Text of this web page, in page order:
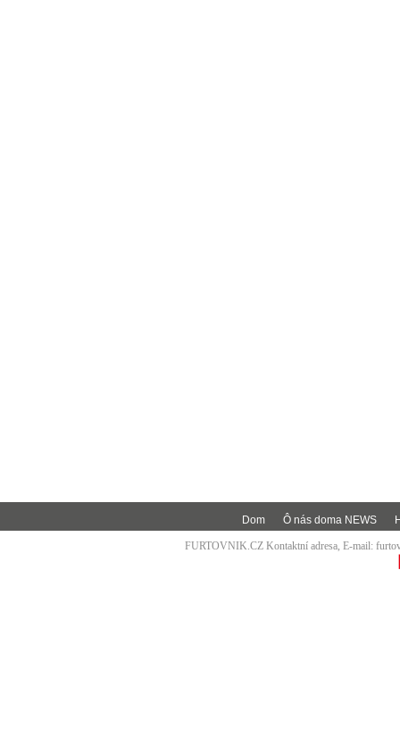
Dom Ô nás doma NEWS
FURTOVNIK.CZ Kontaktní adresa, E-mail: